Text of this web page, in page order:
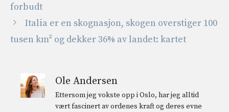
forbudt
Italia er en skognasjon, skogen overstiger 100
tusen km² og dekker 36% av landet: kartet
Ole Andersen
Ettersom jeg vokste opp i Oslo, har jeg alltid
vært fascinert av ordenes kraft og deres evne